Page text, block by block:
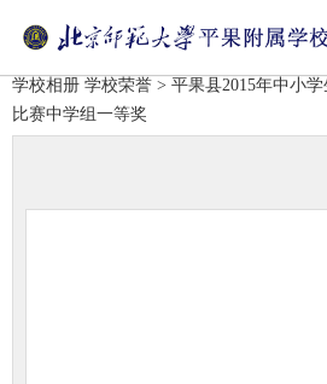
学校相册 学校荣誉 > 平果县2015年中小
比赛中学组一等奖